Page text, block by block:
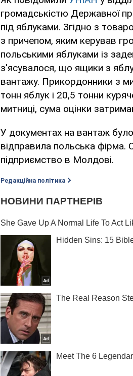
громадськістю Державної
під яблуками. Згідно з
з причепом, яким керував
польськими яблуками із
з'ясувалося, що ящики з
вантажу. Прикордонники з
тонн яблук і 20,5 тонни
митниці, сума оцінки
У документах на вантаж
відправила польська
підприємство в Молдові.
Редакційна політика